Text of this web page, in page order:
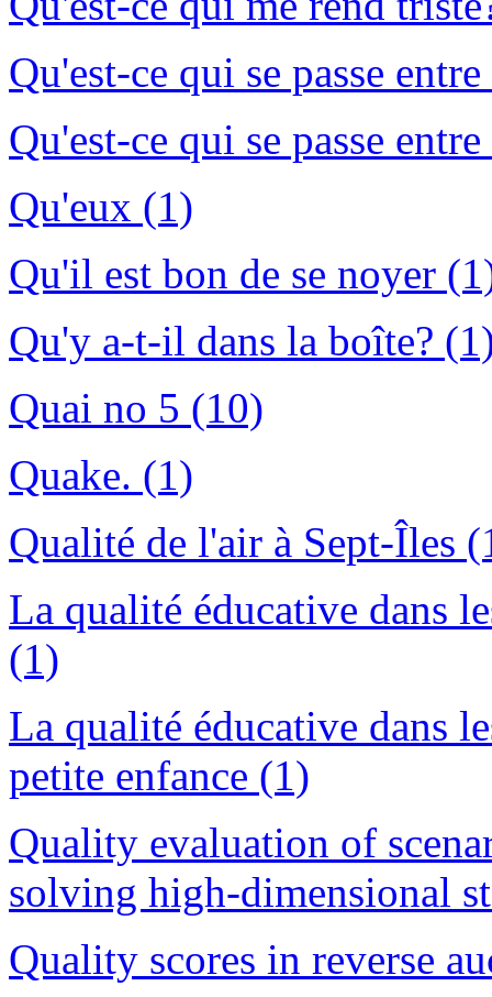
Qu'est-ce qui se passe
Qu'est-ce qui se passe
Qu'eux (1)
Qu'il est bon de se noyer
Qu'y a-t-il dans la boîte?
Quai no 5 (10)
Quake. (1)
Qualité de l'air à Sept-Îles
La qualité éducative dans
(1)
La qualité éducative dans
petite enfance (1)
Quality evaluation of
solving high-dimensional
Quality scores in reverse